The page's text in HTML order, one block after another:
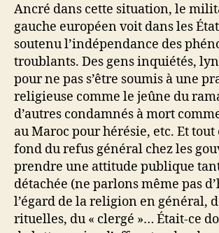
Ancré dans cette situation, le
gauche européen voit dans les
soutenu l’indépendance des
troublants. Des gens inquiétés,
pour ne pas s’être soumis à une
religieuse comme le jeûne du
d’autres condamnés à mort
au Maroc pour hérésie, etc. Et tout
fond du refus général chez les
prendre une attitude publique
détachée (ne parlons même pas
l’égard de la religion en général,
rituelles, du « clergé »… Était-ce